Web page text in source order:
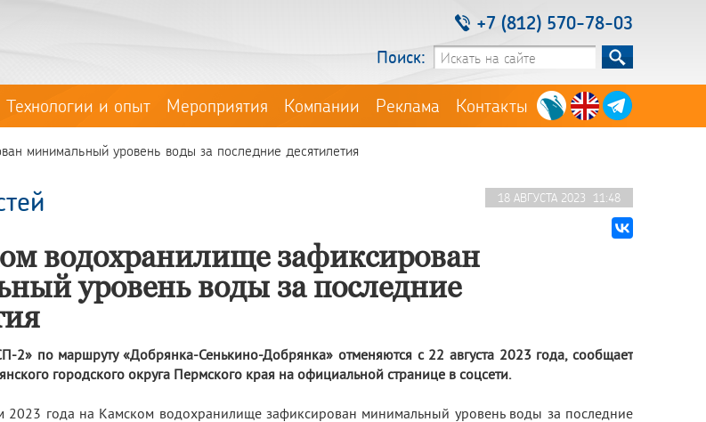
+7 (812) 570-78-03
Поиск:
Технологии и опыт Мероприятия Компании Реклама Контакты
минимальный уровень воды за последние десятилетия
18 АВГУСТА 2023 11:48
водохранилище зафиксирован
уровень воды за последние
2» по маршруту «Добрянка-Сенькино-Добрянка» отменяются с 22 августа 2023 года, сообщает
городского округа Пермского края на официальной странице в соцсети.
2023 года на Камском водохранилище зафиксирован минимальный уровень воды за последние